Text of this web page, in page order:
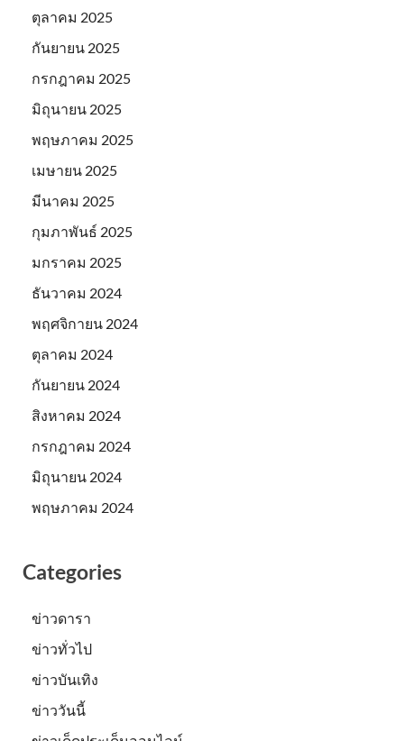
ตุลาคม 2025
กันยายน 2025
กรกฎาคม 2025
มิถุนายน 2025
พฤษภาคม 2025
เมษายน 2025
มีนาคม 2025
กุมภาพันธ์ 2025
มกราคม 2025
ธันวาคม 2024
พฤศจิกายน 2024
ตุลาคม 2024
กันยายน 2024
สิงหาคม 2024
กรกฎาคม 2024
มิถุนายน 2024
พฤษภาคม 2024
Categories
ข่าวดารา
ข่าวทั่วไป
ข่าวบันเทิง
ข่าววันนี้